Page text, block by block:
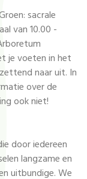
sacrale
van 10.00 -
je voeten in het
naar uit. In
over de
ook niet!
door iedereen
langzame en
uitbundige. We